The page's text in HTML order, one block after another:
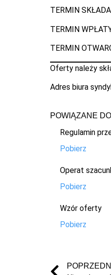
TERMIN
TERMIN
TERMIN
Oferty należy
Adres biura
POWIĄZANE
Regulamin
Pobierz
Operat
Pobierz
Wzór oferty
Pobierz
POPRZEDNI